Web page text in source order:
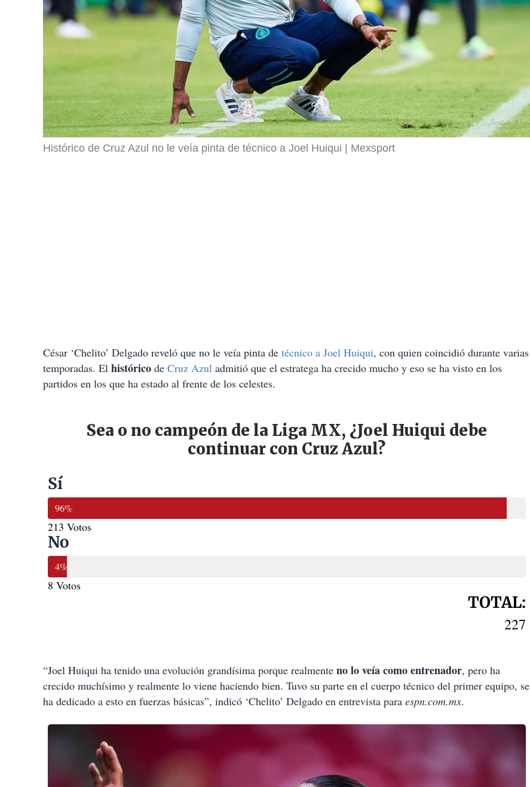
Histórico de Cruz Azul no le veía pinta de técnico a Joel Huiqui Mexsport
César ‘Chelito’ Delgado reveló que no le veía pinta de técnico a Joel Huiqui, con quien coincidió durante varias
temporadas. El histórico de Cruz Azul admitió que el estratega ha crecido mucho y eso se ha visto en los
partidos en los que ha estado al frente de los celestes.
Sea o no campeón de la Liga MX, ¿Joel Huiqui debe
continuar con Cruz Azul?
Sí
96%
213 Votos
No
4%
8 Votos
TOTAL:
227
“Joel Huiqui ha tenido una evolución grandísima porque realmente no lo veía como entrenador, pero ha
crecido muchísimo y realmente lo viene haciendo bien. Tuvo su parte en el cuerpo técnico del primer equipo, se
ha dedicado a esto en fuerzas básicas”, indicó ‘Chelito’ Delgado en entrevista para espn.com.mx.